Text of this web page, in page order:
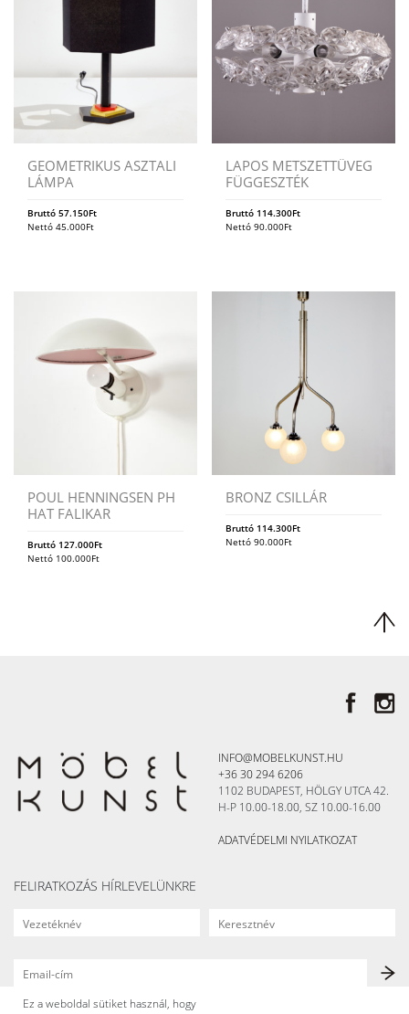
GEOMETRIKUS ASZTALI
LÁMPA
Bruttó 57.150Ft
Nettó 45.000Ft
LAPOS METSZETTÜVEG
FÜGGESZTÉK
Bruttó 114.300Ft
Nettó90.000Ft
POUL HENNINGSEN PH
HAT FALIKAR
Bruttó 127.000Ft
Nettó 100.000Ft
BRONZ CSILLÁR
Bruttó 114.300Ft
Nettó90.000Ft
INFO@MOBELKUNST.HU
+36 30 294 6206
1102 BUDAPEST, HÖLGY UTCA 42.
H-P 10.00-18.00, SZ 10.00-16.00
ADATVÉDELMI NYILATKOZAT
FELIRATKOZÁS HÍRLEVELÜNKRE
Ez a weboldal sütiket használ, hogy